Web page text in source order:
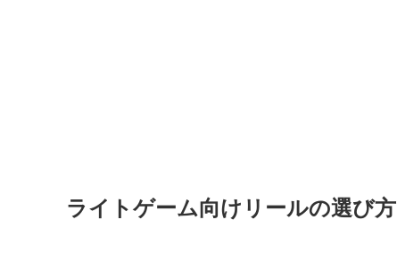
ライトゲーム向けリールの選び方